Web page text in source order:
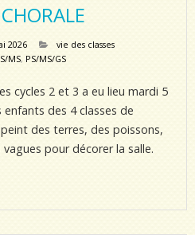
2026
vie des classes
MS, PS/MS/GS
cycles 2 et 3 a eu lieu mardi 5
des 4 classes de
des terres, des poissons,
pour décorer la salle.